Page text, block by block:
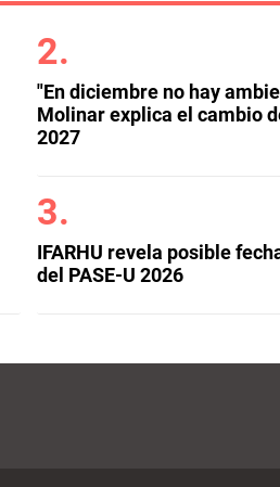
"En diciembre no hay
Molinar explica el cambio
2027
IFARHU revela posible
del PASE-U 2026